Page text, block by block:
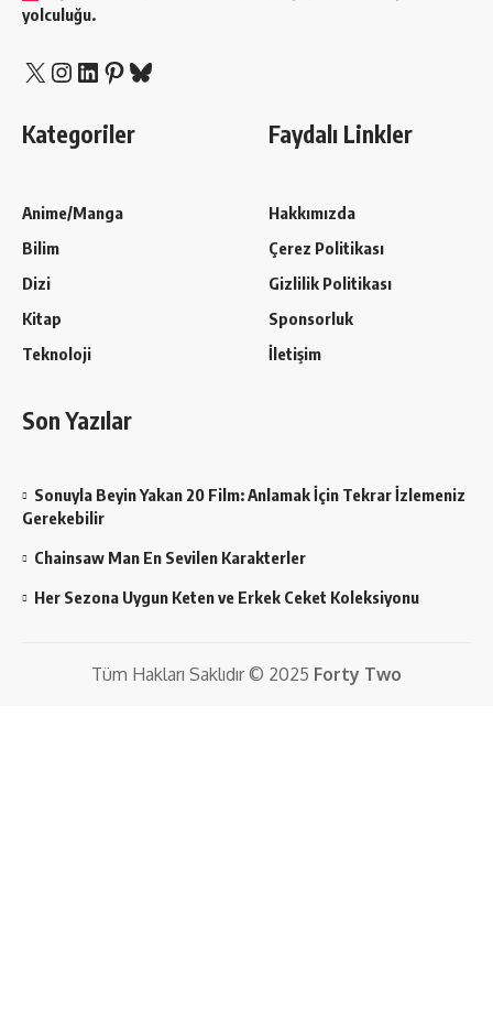
yolculuğu.
X Instagram
LinkedIn
Pinterest
Bluesky
Kategoriler
Anime/Manga
Bilim
Dizi
Kitap
Teknoloji
Faydalı Linkler
Hakkımızda
Çerez Politikası
Gizlilik Politikası
Sponsorluk
İletişim
Son Yazılar
Sonuyla Beyin Yakan 20 Film: Anlamak İçin Tekrar İzlemeniz
Gerekebilir
Chainsaw Man En Sevilen Karakterler
Her Sezona Uygun Keten ve Erkek Ceket Koleksiyonu
Tüm Hakları Saklıdır © 2025 Forty Two